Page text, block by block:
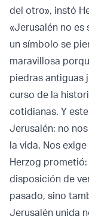
del otro», instó
«Jerusalén no es
un símbolo se
maravillosa
piedras antiguas
curso de la
cotidianas. Y
Jerusalén: no
la vida. Nos
Herzog
disposición de
pasado, sino
Jerusalén unida